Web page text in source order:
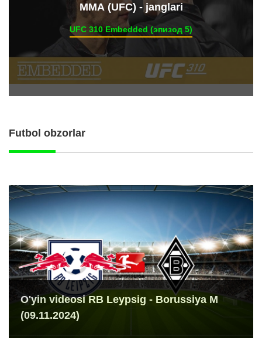
ММА (UFC) - janglari
UFC 310 Embedded (эпизод 5)
Futbol obzorlar
O'yin videosi RB Leypsig - Borussiya M
(09.11.2024)